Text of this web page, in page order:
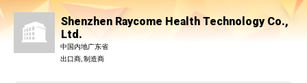
Shenzhen Raycome Health Technology Co.,
Ltd.
中国内地广东省
出口商, 制造商